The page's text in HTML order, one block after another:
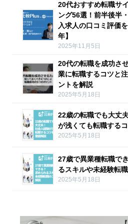
20代おすすめ転職サ
ング56選！前半後半
入求人の口コミ評価
年】
2025年11月5日
20代の転職を成功さ
業に転職するコツと
ントを解説
2025年5月18日
22歳の転職でも大丈
が浅くても転職する
2025年5月18日
27歳で異業種転職で
るスキルや未経験転
2025年5月18日